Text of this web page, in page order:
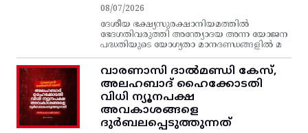
08/07/2026
ദേശീയ ഭക്ഷ്യസുരക്ഷാനിയമത്തിൽ
ഭേദഗതിവരുത്തി അന്ത്യോദയ അന്ന യോജന
പദ്ധതിയുടെ യോഗ്യതാ മാനദണ്ഡങ്ങളിൽ മ
വാരണാസി ദാൽമണ്ഡി കേസ്,
അലഹബാദ് ഹൈക്കോടതി
വിധി ന്യൂനപക്ഷ
അവകാശങ്ങളെ
ദുർബലപ്പെടുത്തുന്നത്